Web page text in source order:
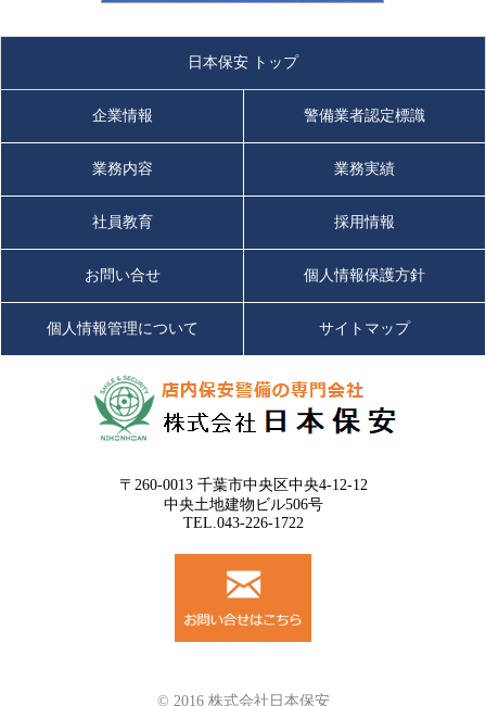
日本保安 トップ
企業情報 警備業者認定標識
業務内容 業務実績
社員教育 採用情報
お問い合せ 個人情報保護方針
個人情報管理について サイトマップ
〒260-0013 千葉市中央区中央4-12-12
中央土地建物ビル506号
TEL.043-226-1722
© 2016 株式会社日本保安